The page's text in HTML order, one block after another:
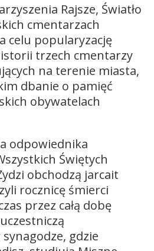
Rajsze, Światło
cmentarzach
celu popularyzację
trzech cmentarzy
na terenie miasta,
dbanie o pamięć
obywatelach
odpowiednika
Świętych
obchodzą jarcait
rocznicę śmierci
przez całą dobę
gdzie